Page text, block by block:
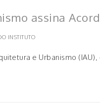
assina
INSTITUTO
e Urbanismo